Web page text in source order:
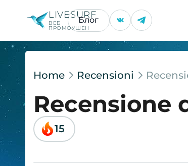
LIVESURF
ВЕБ
ПРОМОУШЕН
Блог
Home Recensioni
Recensione
15